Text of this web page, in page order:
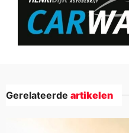
Gerelateerde artikelen